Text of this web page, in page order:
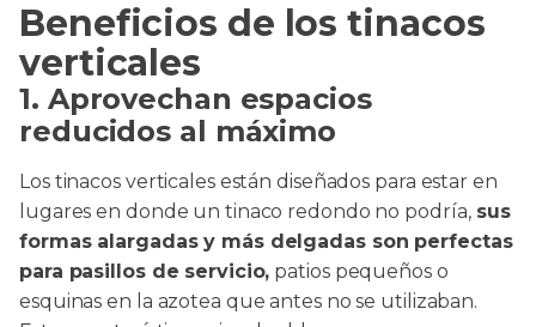
Beneficios de los tinacos
verticales
1. Aprovechan espacios
reducidos al máximo
Los tinacos verticales están diseñados para estar en
lugares en donde un tinaco redondo no podría,sus
formas alargadas y más delgadas son perfectas
para pasillos de servicio, patios pequeños o
esquinas en la azotea que antes no se utilizaban.